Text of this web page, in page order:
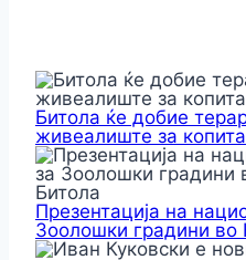
Битола ќе добие
живеалиште за
Презентација на
Зоолошки градини во